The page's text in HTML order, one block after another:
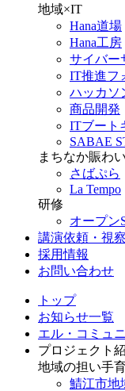
地域×IT
Hana道場
Hana工房
サイバー
IT推進フ
ハッカソ
商品開発
ITブート
SABAE
まちなか賑わい
さばぷら
La Tempo
研修
オープン
講演依頼・視
採用情報
お問い合わせ
トップ
お知らせ一覧
エル・コミュ
プロジェクト
地域の担い手
鯖江市地